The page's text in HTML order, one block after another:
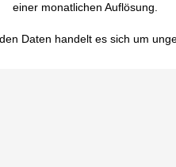
einer monatlichen Auflösung.
Daten handelt es sich um